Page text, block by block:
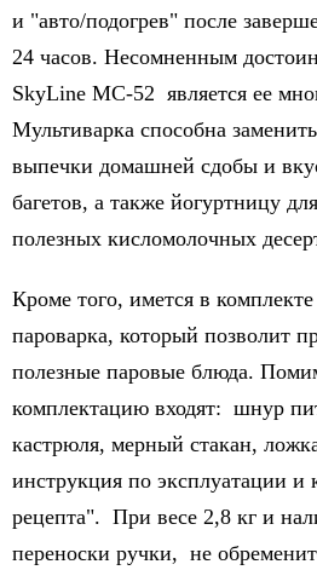
и "авто/подогрев" после
24 часов. Несомненным
SkyLine MC-52 является ее
Мультиварка способна
выпечки домашней сдобы и
багетов, а также йогуртницу
полезных кисломолочных
Кроме того, имется в
пароварка, который позволит
полезные паровые блюда.
комплектацию входят: шнур
кастрюля, мерный стакан,
инструкция по эксплуатации и
рецепта". При весе 2,8 кг и
переноски ручки, не